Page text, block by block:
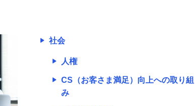
社会
人権
CS（お客さま満足）向上への取り組
み